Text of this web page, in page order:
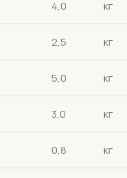
4,0 кг
2,5 кг
5,0 кг
3,0 кг
0,8 кг